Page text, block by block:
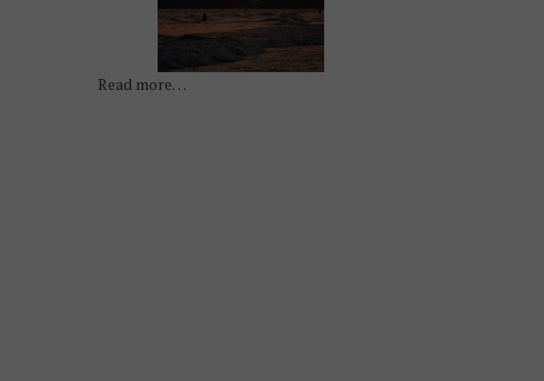
Read more…